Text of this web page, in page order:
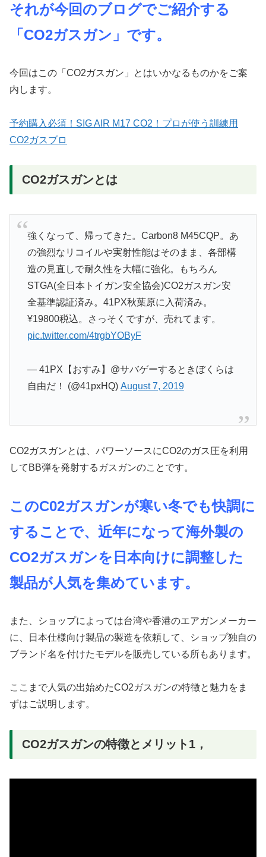
それが今回のブログでご紹介する
「CO2ガスガン」です。
今回はこの「CO2ガスガン」とはいかなるものかをご案
内します。
予約購入必須！SIG AIR M17 CO2！プロが使う訓練用
CO2ガスブロ
CO2ガスガンとは
強くなって、帰ってきた。Carbon8 M45CQP。あ
の強烈なリコイルや実射性能はそのまま、各部構
造の見直しで耐久性を大幅に強化。もちろん
STGA(全日本トイガン安全協会)CO2ガスガン安
全基準認証済み。41PX秋葉原に入荷済み。
¥19800税込。さっそくですが、売れてます。
pic.twitter.com/4trgbYOByF
— 41PX【おすみ】@サバゲーするときぼくらは
自由だ！ (@41pxHQ) August 7, 2019
CO2ガスガンとは、パワーソースにCO2のガス圧を利用
してBB弾を発射するガスガンのことです。
このC02ガスガンが寒い冬でも快調に
することで、近年になって海外製の
CO2ガスガンを日本向けに調整した
製品が人気を集めています。
また、ショップによっては台湾や香港のエアガンメーカー
に、日本仕様向け製品の製造を依頼して、ショップ独自の
ブランド名を付けたモデルを販売している所もあります。
ここまで人気の出始めたCO2ガスガンの特徴と魅力をま
ずはご説明します。
CO2ガスガンの特徴とメリット1，